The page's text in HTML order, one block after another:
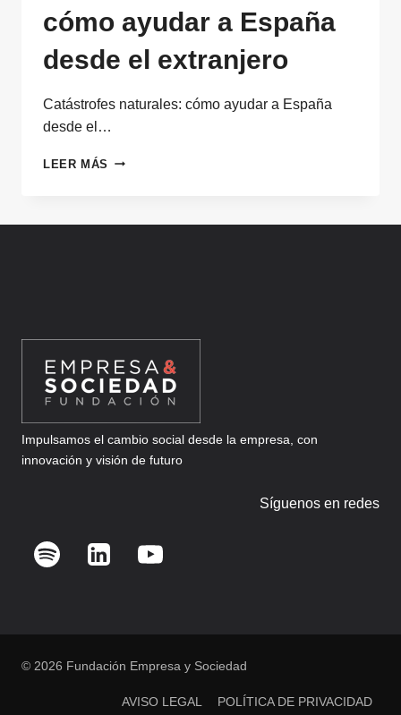
cómo ayudar a España
desde el extranjero
Catástrofes naturales: cómo ayudar a España
desde el…
LEER MÁS CATÁSTROFES
Impulsamos el cambio social desde la empresa, con
innovación y visión de futuro
Síguenos en redes
© 2026 Fundación Empresa y Sociedad
AVISO LEGAL POLÍTICA DE PRIVACIDAD